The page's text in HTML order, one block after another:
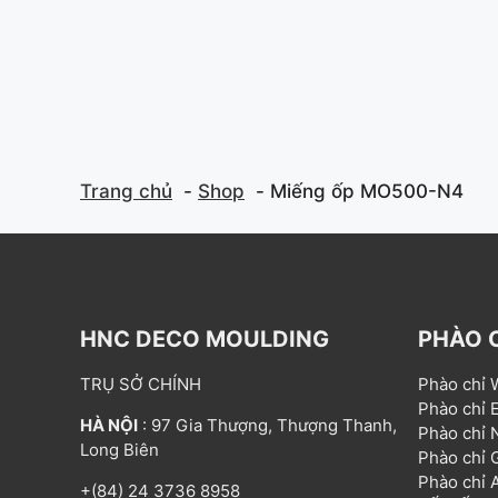
Trang chủ Shop Miếng ốp MO500-N4
HNC DECO MOULDING
TRỤ SỞ CHÍNH
HÀ NỘI : 97 Gia Thượng, Thượng Thanh,
Long Biên
+(84) 24 3736 8958
PHÀO
Phào chỉ
Phào chỉ
Phào chỉ
Phào chỉ
Phào chỉ